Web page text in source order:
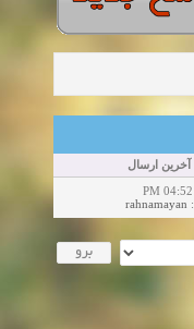
آخرین ارسال
:
rahnamayan